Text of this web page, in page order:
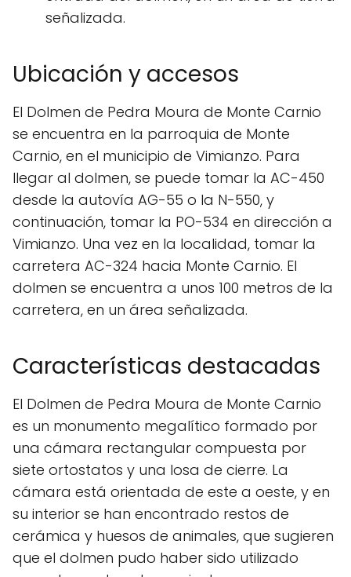
señalizada.
Ubicación y accesos
El Dolmen de Pedra Moura de Monte Carnio
se encuentra en la parroquia de Monte
Carnio, en el municipio de Vimianzo. Para
llegar al dolmen, se puede tomar la AC-450
desde la autovía AG-55 o la N-550, y
continuación, tomar la PO-534 en dirección a
Vimianzo. Una vez en la localidad, tomar la
carretera AC-324 hacia Monte Carnio. El
dolmen se encuentra a unos 100 metros de la
carretera, en un área señalizada.
Características destacadas
El Dolmen de Pedra Moura de Monte Carnio
es un monumento megalítico formado por
una cámara rectangular compuesta por
siete ortostatos y una losa de cierre. La
cámara está orientada de este a oeste, y en
su interior se han encontrado restos de
cerámica y huesos de animales, que sugieren
que el dolmen pudo haber sido utilizado